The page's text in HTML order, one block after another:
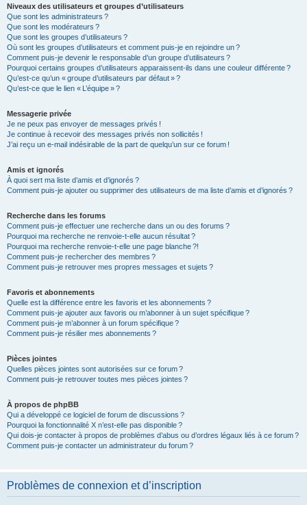
Niveaux des utilisateurs et groupes d’utilisateurs
Que sont les administrateurs ?
Que sont les modérateurs ?
Que sont les groupes d’utilisateurs ?
Où sont les groupes d’utilisateurs et comment puis-je en rejoindre un ?
Comment puis-je devenir le responsable d’un groupe d’utilisateurs ?
Pourquoi certains groupes d’utilisateurs apparaissent-ils dans une couleur différente ?
Qu’est-ce qu’un « groupe d’utilisateurs par défaut » ?
Qu’est-ce que le lien « L’équipe » ?
Messagerie privée
Je ne peux pas envoyer de messages privés !
Je continue à recevoir des messages privés non sollicités !
J’ai reçu un e-mail indésirable de la part de quelqu’un sur ce forum !
Amis et ignorés
À quoi sert ma liste d’amis et d’ignorés ?
Comment puis-je ajouter ou supprimer des utilisateurs de ma liste d’amis et d’ignorés ?
Recherche dans les forums
Comment puis-je effectuer une recherche dans un ou des forums ?
Pourquoi ma recherche ne renvoie-t-elle aucun résultat ?
Pourquoi ma recherche renvoie-t-elle une page blanche ?!
Comment puis-je rechercher des membres ?
Comment puis-je retrouver mes propres messages et sujets ?
Favoris et abonnements
Quelle est la différence entre les favoris et les abonnements ?
Comment puis-je ajouter aux favoris ou m’abonner à un sujet spécifique ?
Comment puis-je m’abonner à un forum spécifique ?
Comment puis-je résilier mes abonnements ?
Pièces jointes
Quelles pièces jointes sont autorisées sur ce forum ?
Comment puis-je retrouver toutes mes pièces jointes ?
À propos de phpBB
Qui a développé ce logiciel de forum de discussions ?
Pourquoi la fonctionnalité X n’est-elle pas disponible ?
Qui dois-je contacter à propos de problèmes d’abus ou d’ordres légaux liés à ce forum ?
Comment puis-je contacter un administrateur du forum ?
Problèmes de connexion et d’inscription